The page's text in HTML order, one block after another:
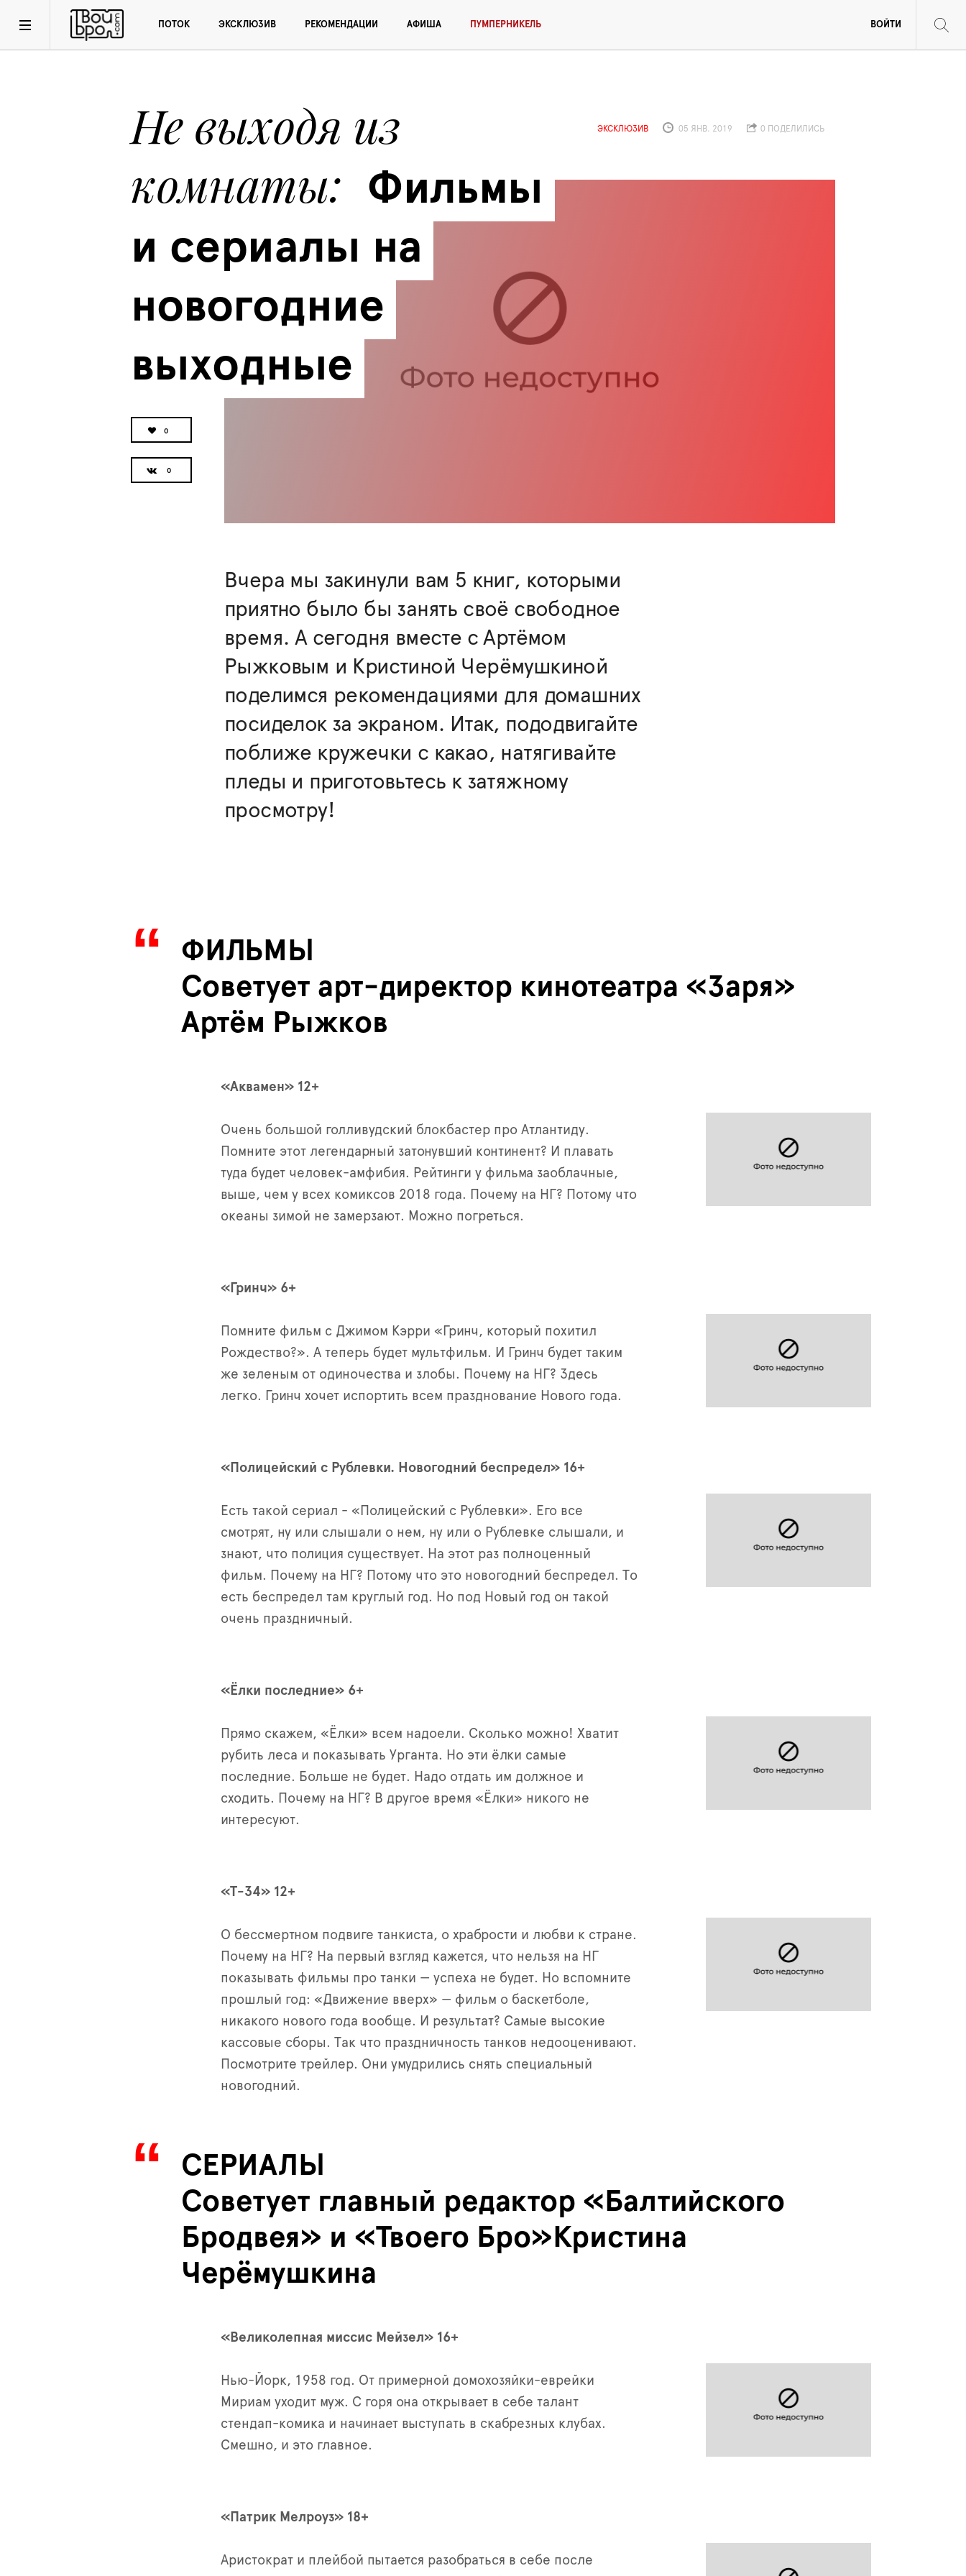
ПОТОК ЭКСКЛЮЗИВ РЕКОМЕНДАЦИИ АФИША ПУМПЕРНИКЕЛЬ ВОЙТИ
Не выходя из
комнаты
Фильмы
и сериалы на
новогодние
выходные
0
ЭКСКЛЮЗИВ 05 ЯНВ. 2019 0 ПОДЕЛИЛИСЬ
Вчера мы закинули вам 5 книг, которыми
приятно было бы занять своё свободное
время. А сегодня вместе с Артёмом
Рыжковым и Кристиной Черёмушкиной
поделимся рекомендациями для домашних
посиделок за экраном. Итак, пододвигайте
поближе кружечки с какао, натягивайте
пледы и приготовьтесь к затяжному
просмотру!
ФИЛЬМЫ
Советует арт-директор кинотеатра «Заря»
Артём Рыжков
«Аквамен» 12+
Очень большой голливудский блокбастер про Атлантиду.
Помните этот легендарный затонувший континент? И плавать
туда будет человек-амфибия. Рейтинги у фильма заоблачные,
выше, чем у всех комиксов 2018 года. Почему на НГ? Потому что
океаны зимой не замерзают. Можно погреться.
«Гринч» 6+
Помните фильм с Джимом Кэрри «Гринч, который похитил
Рождество?». А теперь будет мультфильм. И Гринч будет таким
же зеленым от одиночества и злобы. Почему на НГ? Здесь
легко. Гринч хочет испортить всем празднование Нового года.
«Полицейский с Рублевки. Новогодний беспредел» 16+
Есть такой сериал - «Полицейский с Рублевки». Его все
смотрят, ну или слышали о нем, ну или о Рублевке слышали, и
знают, что полиция существует. На этот раз полноценный
фильм. Почему на НГ? Потому что это новогодний беспредел. То
есть беспредел там круглый год. Но под Новый год он такой
очень праздничный.
«Ёлки последние» 6+
Прямо скажем, «Ёлки» всем надоели. Сколько можно! Хватит
рубить леса и показывать Урганта. Но эти ёлки самые
последние. Больше не будет. Надо отдать им должное и
сходить. Почему на НГ? В другое время «Ёлки» никого не
интересуют.
«Т-34» 12+
О бессмертном подвиге танкиста, о храбрости и любви к стране.
Почему на НГ? На первый взгляд кажется, что нельзя на НГ
показывать фильмы про танки — успеха не будет. Но вспомните
прошлый год: «Движение вверх» — фильм о баскетболе,
никакого нового года вообще. И результат? Самые высокие
кассовые сборы. Так что праздничность танков недооценивают.
Посмотрите трейлер. Они умудрились снять специальный
новогодний.
СЕРИАЛЫ
Советует главный редактор «Балтийского
Бродвея» и «Твоего Бро»Кристина
Черёмушкина
«Великолепная миссис Мейзел» 16+
Нью-Йорк, 1958 год. От примерной домохозяйки-еврейки
Мириам уходит муж. С горя она открывает в себе талант
стендап-комика и начинает выступать в скабрезных клубах.
Смешно, и это главное.
«Патрик Мелроуз» 18+
Аристократ и плейбой пытается разобраться в себе после